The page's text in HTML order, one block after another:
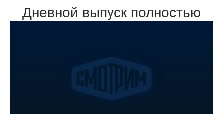
Дневной выпуск полностью